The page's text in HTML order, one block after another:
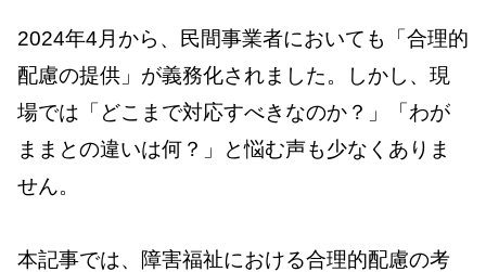
2024年4月から、民間事業者においても「合理的
配慮の提供」が義務化されました。しかし、現
場では「どこまで対応すべきなのか？」「わが
ままとの違いは何？」と悩む声も少なくありま
せん。
本記事では、障害福祉における合理的配慮の考